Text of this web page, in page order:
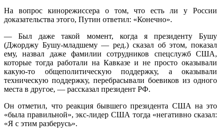
На вопрос кинорежиссера о том, что есть ли у России
доказательства этого, Путин ответил: «Конечно».
— Был даже такой момент, когда я президенту Бушу
(Джорджу Бушу-младшему — ред.) сказал об этом, показал
ему, назвал даже фамилии сотрудников спецслужб США,
которые тогда работали на Кавказе и не просто оказывали
какую-то общеполитическую поддержку, а оказывали
техническую поддержку, перебрасывали боевиков из одного
места в другое, — рассказал президент РФ.
Он отметил, что реакция бывшего президента США на это
«была правильной», экс-лидер США тогда «негативно сказал:
«Я с этим разберусь».